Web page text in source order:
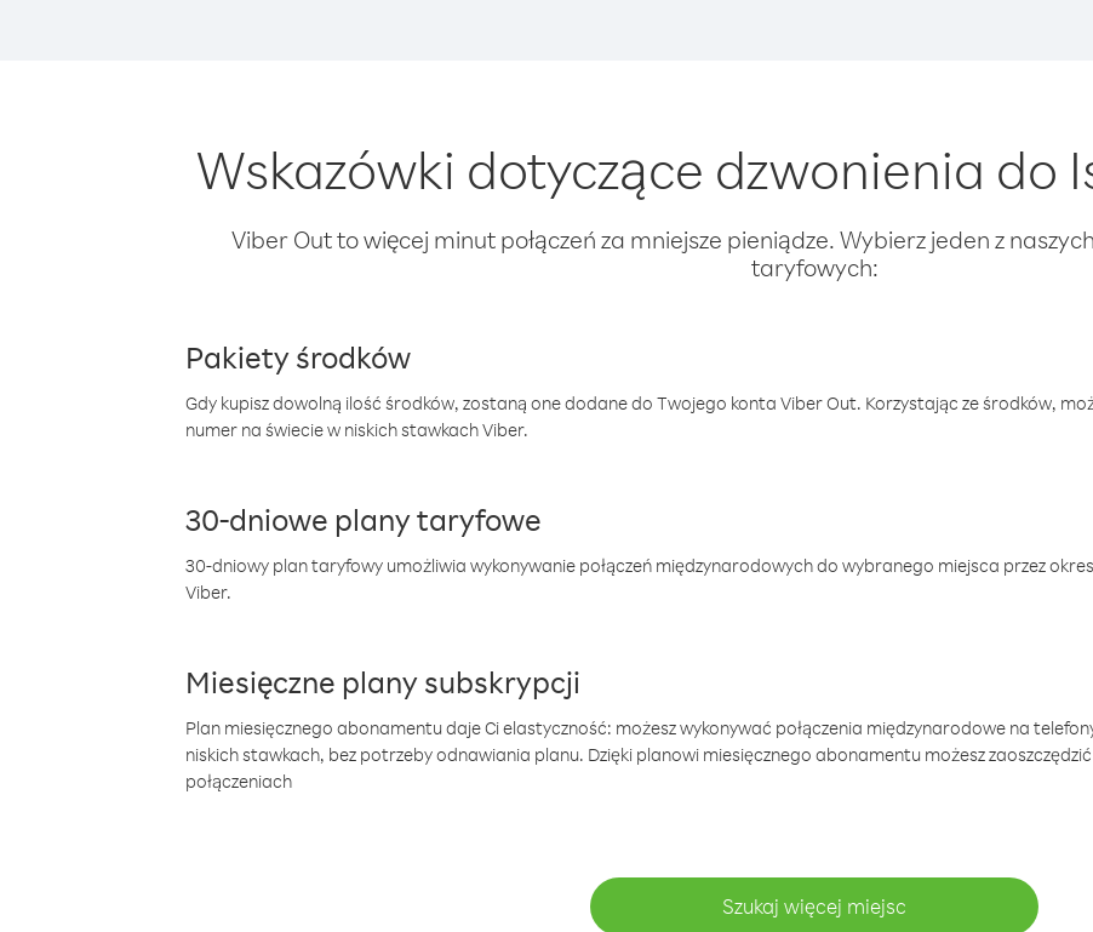
Wskazówki dotyczące dzwonienia do
Viber Out to więcej minut połączeń za mniejsze pieniądze. Wybierz jeden z
taryfowych:
Pakiety środków
Gdy kupisz dowolną ilość środków, zostaną one dodane do Twojego konta Viber Out. Korzystając ze środków,
numer na świecie w niskich stawkach Viber.
30-dniowe plany taryfowe
30-dniowy plan taryfowy umożliwia wykonywanie połączeń międzynarodowych do wybranego miejsca przez
Viber.
Miesięczne plany subskrypcji
Plan miesięcznego abonamentu daje Ci elastyczność: możesz wykonywać połączenia międzynarodowe na
niskich stawkach, bez potrzeby odnawiania planu. Dzięki planowi miesięcznego abonamentu możesz
połączeniach
Szukaj więcej miejsc